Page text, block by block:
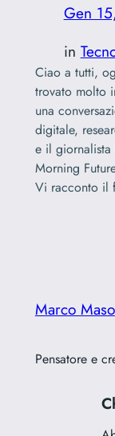
Gen
in
Ciao a tutti,
trovato molto
una
digitale,
e il
Morning
Vi racconto il
Marco Maso
Pensatore e